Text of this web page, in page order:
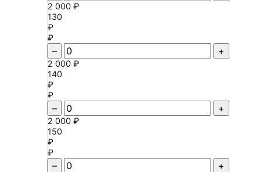
2 000 ₽
130
₽
₽
– +
2 000 ₽
140
₽
₽
– +
2 000 ₽
150
₽
₽
– +